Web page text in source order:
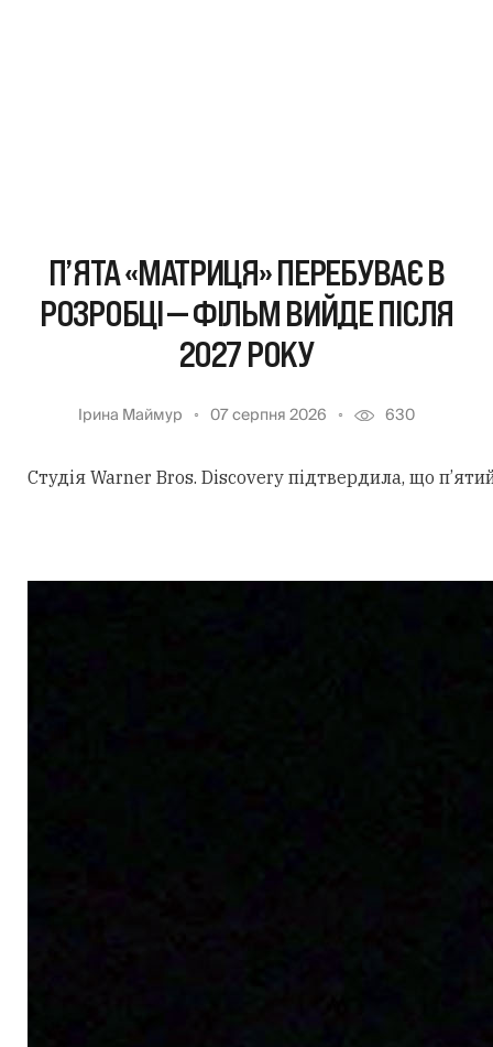
П’ЯТА «МАТРИЦЯ» ПЕРЕБУВАЄ В
РОЗРОБЦІ — ФІЛЬМ ВИЙДЕ ПІСЛЯ
2027 РОКУ
Ірина Маймур 07 серпня 2026 630
Студія Warner Bros. Discovery підтвердила, що